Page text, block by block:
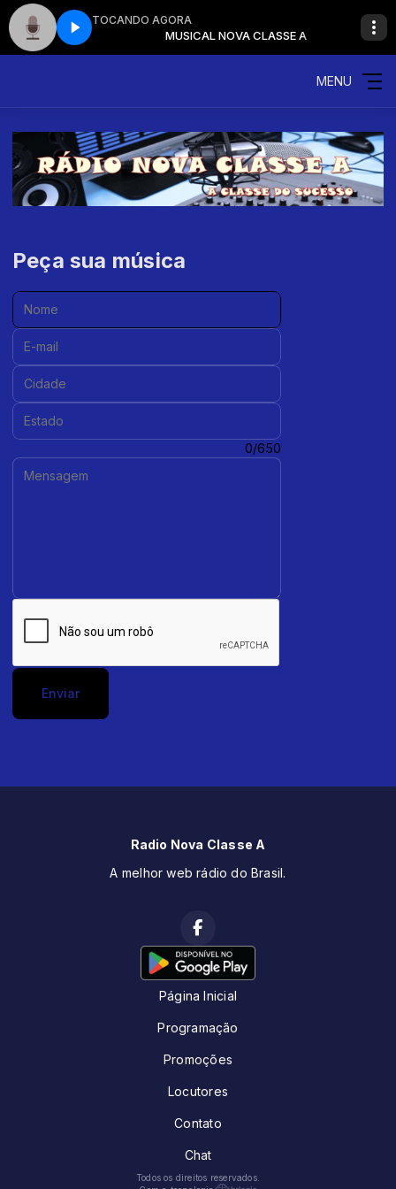
TOCANDO AGORA
CLASSE A MUSICAL NOVA CLASSE A
MENU
Peça sua música
Nome:
E-mail:
Cidade:
Estado:
0/650
Enviar
Radio Nova Classe A
A melhor web rádio do Brasil.
Página Inicial
Programação
Promoções
Locutores
Contato
Chat
Todos os direitos reservados.